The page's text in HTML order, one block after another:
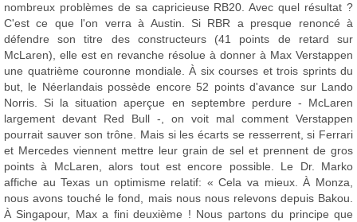
nombreux problèmes de sa capricieuse RB20. Avec quel résultat ?
C'est ce que l'on verra à Austin. Si RBR a presque renoncé à
défendre son titre des constructeurs (41 points de retard sur
McLaren), elle est en revanche résolue à donner à Max Verstappen
une quatrième couronne mondiale. À six courses et trois sprints du
but, le Néerlandais possède encore 52 points d'avance sur Lando
Norris. Si la situation aperçue en septembre perdure - McLaren
largement devant Red Bull -, on voit mal comment Verstappen
pourrait sauver son trône. Mais si les écarts se resserrent, si Ferrari
et Mercedes viennent mettre leur grain de sel et prennent de gros
points à McLaren, alors tout est encore possible. Le Dr. Marko
affiche au Texas un optimisme relatif: « Cela va mieux. À Monza,
nous avons touché le fond, mais nous nous relevons depuis Bakou.
À Singapour, Max a fini deuxième ! Nous partons du principe que